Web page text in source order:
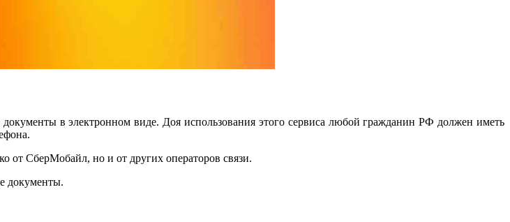
в электронном виде. Доя использования этого сервиса любой гражданин РФ должен иметь
от СберМобайл, но и от других операторов связи.
документы.